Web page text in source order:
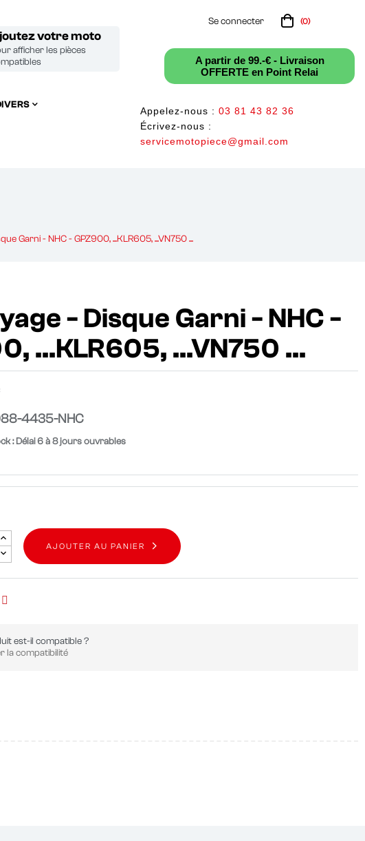
votre moto
afficher les pièces
Se connecter (0)
A partir de 99.-€ - Livraison
OFFERTE en Point Relai
Appelez-nous : 03 81 43 82 36
Écrivez-nous :
servicemotopiece@gmail.com
Garni - NHC - GPZ900, ...KLR605, ...VN750 ...
- Disque Garni - NHC -
...KLR605, ...VN750 ...
4435-NHC
: Délai 6 à 8 jours ouvrables
AJOUTER AU PANIER
est-il compatible ?
la compatibilité